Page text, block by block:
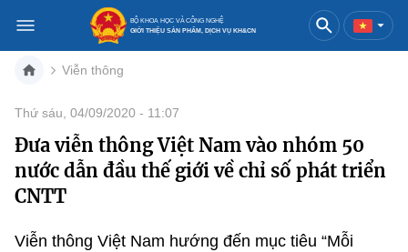
BỘ KHOA HỌC VÀ CÔNG NGHỆ
GIỚI THIỆU SẢN PHẨM, DỊCH VỤ KH&CN
Danh mục
Trang chủ
Viễn thông
Thứ sáu, 04/09/2020 - 11:07
Đưa viễn thông Việt Nam vào nhóm 50
nước dẫn đầu thế giới về chỉ số phát triển
CNTT
Viễn thông Việt Nam hướng đến mục tiêu “Mỗi